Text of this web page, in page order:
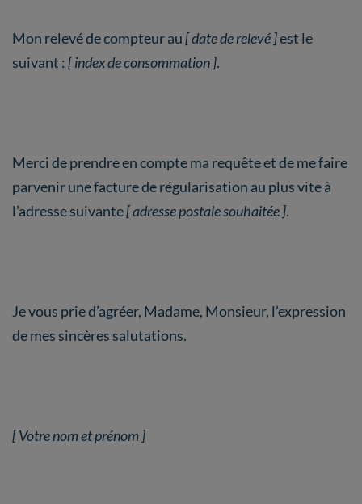
Mon relevé de compteur au[ date de relevé ]est le
suivant :[ index de consommation ].
Merci de prendre en compte ma requête et de me faire
parvenir une facture de régularisation au plus vite à
l’adresse suivante[ adresse postale souhaitée ].
Je vous prie d’agréer, Madame, Monsieur, l’expression
de mes sincères salutations.
[ Votre nom et prénom ]